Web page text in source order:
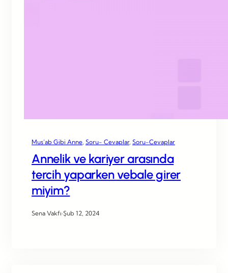
Mus’ab Gibi Anne Soru- Cevaplar, Soru-Cevaplar
Annelik ve kariyer arasında
tercih yaparken vebale girer
miyim?
Sena Vakfı·Şub 12, 2024